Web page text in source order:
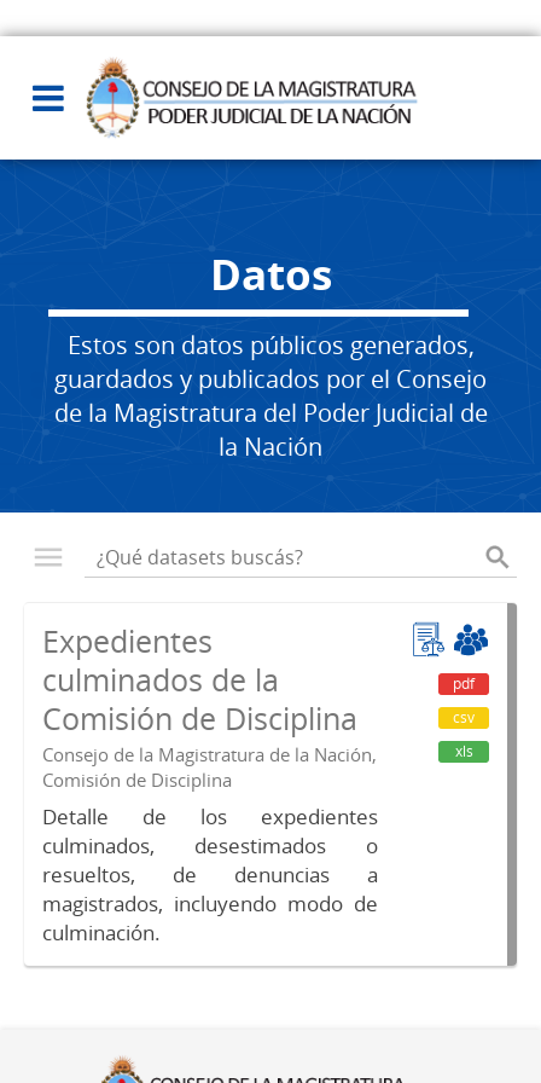
Datos
Estos son datos públicos generados,
guardados y publicados por el Consejo
de la Magistratura del Poder Judicial de
la Nación
Expedientes
culminados de la
Comisión de Disciplina
Consejo de la Magistratura de la Nación,
Comisión de Disciplina
Detalle de los expedientes
culminados, desestimados o
resueltos, de denuncias a
magistrados, incluyendo modo de
culminación.
pdf
csv
xls